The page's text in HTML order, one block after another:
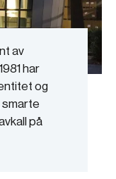
av
har
og
smarte
på